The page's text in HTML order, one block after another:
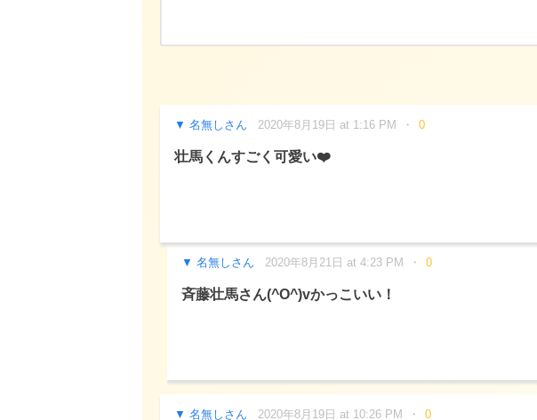
名無しさん 2020年8月19日 at 1:16 PM 0
壮馬くんすごく可愛い❤️
名無しさん 2020年8月21日 at 4:23 PM 0
斉藤壮馬さん(^O^)vかっこいい！
名無しさん 2020年8月19日 at 10:26 PM 0